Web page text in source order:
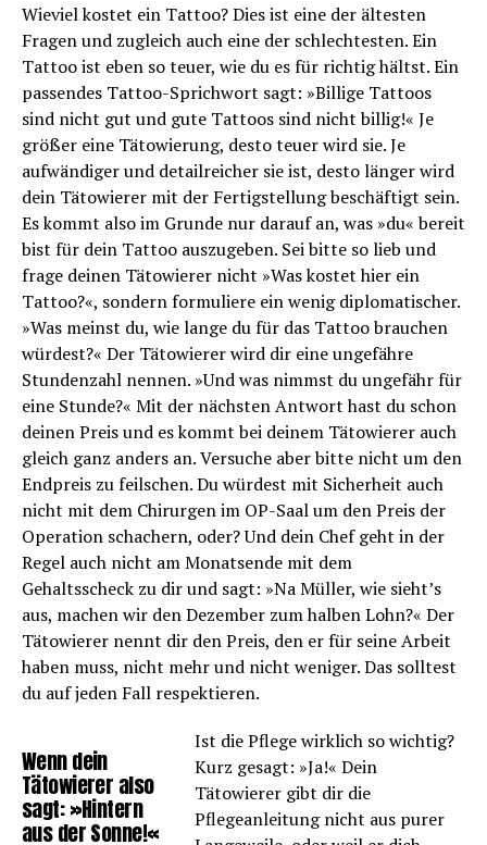
Wieviel kostet ein Tattoo? Dies ist eine der ältesten
Fragen und zugleich auch eine der schlechtesten. Ein
Tattoo ist eben so teuer, wie du es für richtig hältst. Ein
passendes Tattoo-Sprichwort sagt: »Billige Tattoos
sind nicht gut und gute Tattoos sind nicht billig!« Je
größer eine Tätowierung, desto teuer wird sie. Je
aufwändiger und detailreicher sie ist, desto länger wird
dein Tätowierer mit der Fertigstellung beschäftigt sein.
Es kommt also im Grunde nur darauf an, was »du« bereit
bist für dein Tattoo auszugeben. Sei bitte so lieb und
frage deinen Tätowierer nicht »Was kostet hier ein
Tattoo?«, sondern formuliere ein wenig diplomatischer.
»Was meinst du, wie lange du für das Tattoo brauchen
würdest?« Der Tätowierer wird dir eine ungefähre
Stundenzahl nennen. »Und was nimmst du ungefähr für
eine Stunde?« Mit der nächsten Antwort hast du schon
deinen Preis und es kommt bei deinem Tätowierer auch
gleich ganz anders an. Versuche aber bitte nicht um den
Endpreis zu feilschen. Du würdest mit Sicherheit auch
nicht mit dem Chirurgen im OP-Saal um den Preis der
Operation schachern, oder? Und dein Chef geht in der
Regel auch nicht am Monatsende mit dem
Gehaltsscheck zu dir und sagt: »Na Müller, wie sieht’s
aus, machen wir den Dezember zum halben Lohn?« Der
Tätowierer nennt dir den Preis, den er für seine Arbeit
haben muss, nicht mehr und nicht weniger. Das solltest
du auf jeden Fall respektieren.
Wenn dein
Tätowierer also
sagt: »Hintern
aus derSonne!«
Ist die Pflege wirklich so wichtig?
Kurz gesagt: »Ja!« Dein
Tätowierer gibt dir die
Pflegeanleitung nicht aus purer